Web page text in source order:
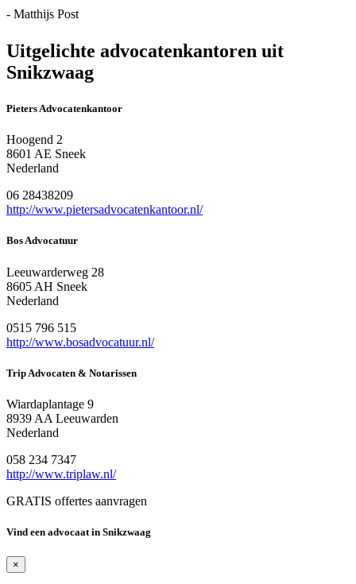
- Matthijs Post
Uitgelichte advocatenkantoren uit
Snikzwaag
Pieters Advocatenkantoor
Hoogend 2
8601 AE Sneek
Nederland
06 28438209
http://www.pietersadvocatenkantoor.nl/
Bos Advocatuur
Leeuwarderweg 28
8605 AH Sneek
Nederland
0515 796 515
http://www.bosadvocatuur.nl/
Trip Advocaten & Notarissen
Wiardaplantage 9
8939 AA Leeuwarden
Nederland
058 234 7347
http://www.triplaw.nl/
GRATIS offertes aanvragen
Vind een advocaat in Snikzwaag
×